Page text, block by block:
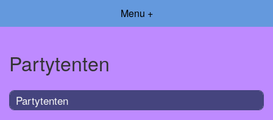
Menu +
Partytenten
Partytenten